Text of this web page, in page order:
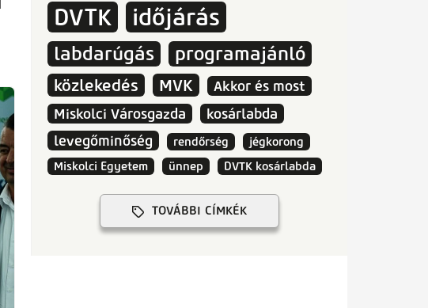
DVTK időjárás
labdarúgás programajánló
közlekedés MVK
Akkor és most
Miskolci Városgazda
kosárlabda
levegőminőség
rendőrség
jégkorong
Miskolci Egyetem
ünnep DVTK kosárlabda
TOVÁBBI CÍMKÉK